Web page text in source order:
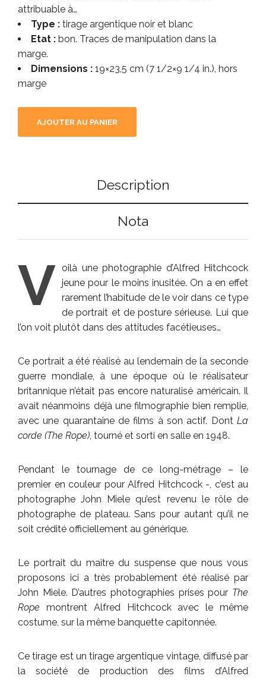
attribuable à…
Type : tirage argentique noir et blanc
Etat : bon. Traces de manipulation dans la
marge.
Dimensions : 19×23,5 cm (7 1/2×9 1/4 in.), hors
marge
AJOUTER AU PANIER
Description
Nota
V oilà une photographie d’Alfred Hitchcock
jeune pour le moins inusitée. On a en effet
rarement l’habitude de le voir dans ce type
de portrait et de posture sérieuse. Lui que
l’on voit plutôt dans des attitudes facétieuses…
Ce portrait a été réalisé au lendemain de la seconde
guerre mondiale, à une époque où le réalisateur
britannique n’était pas encore naturalisé américain. Il
avait néanmoins déjà une filmographie bien remplie,
avec une quarantaine de films à son actif. Dont La
corde (The Rope), tourné et sorti en salle en 1948.
Pendant le tournage de ce long-métrage – le
premier en couleur pour Alfred Hitchcock -, c’est au
photographe John Miele qu’est revenu le rôle de
photographe de plateau. Sans pour autant qu’il ne
soit crédité officiellement au générique.
Le portrait du maître du suspense que nous vous
proposons ici a très probablement été réalisé par
John Miele. D’autres photographies prises pour The
Rope montrent Alfred Hitchcock avec le même
costume, sur la même banquette capitonnée.
Ce tirage est un tirage argentique vintage, diffusé par
la société de production des films d’Alfred